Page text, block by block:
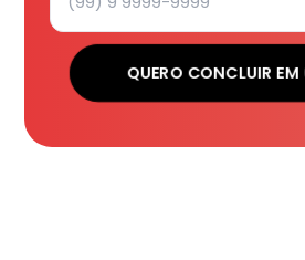
QUERO CONCLUIR EM